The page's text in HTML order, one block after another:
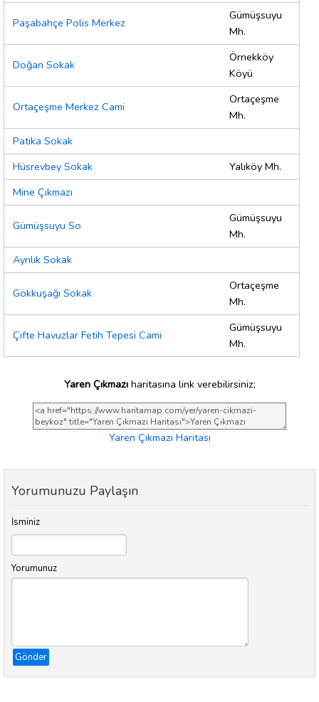
Paşabahçe Polis Merkez
Gümüşsuyu
Mh.
Doğan Sokak
Örnekköy
Köyü
Ortaçeşme Merkez Cami
Ortaçeşme
Mh.
Patika Sokak
Hüsrevbey Sokak
Yalıköy Mh.
Mine Çıkmazı
Gümüşsuyu So
Gümüşsuyu
Mh.
Ayrılık Sokak
Gökkuşağı Sokak
Ortaçeşme
Mh.
Çifte Havuzlar Fetih Tepesi Cami
Gümüşsuyu
Mh.
Yaren Çıkmazıharitasına link verebilirsiniz;
Yaren Çıkmazı Haritası
Yorumunuzu Paylaşın
İsminiz
Yorumunuz
Gönder